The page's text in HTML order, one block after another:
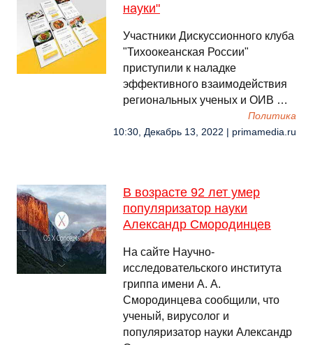
науки"
Участники Дискуссионного клуба
"Тихоокеанская России"
приступили к наладке
эффективного взаимодействия
региональных ученых и ОИВ …
Политика
10:30, Декабрь 13, 2022 | primamedia.ru
В возрасте 92 лет умер
популяризатор науки
Александр Смородинцев
На сайте Научно-
исследовательского института
гриппа имени А. А.
Смородинцева сообщили, что
ученый, вирусолог и
популяризатор науки Александр